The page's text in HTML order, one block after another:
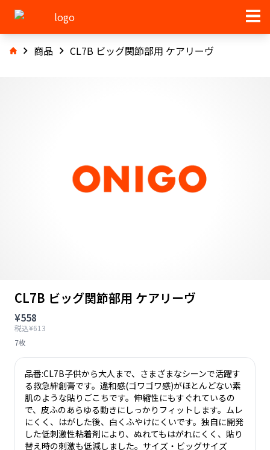
商品 CL7B ビッグ関節部用 ケアリーヴ
CL7B ビッグ関節部用 ケアリーヴ
¥558
税込¥613
7枚
品番:CL7B子供から大人まで、さまざまなシーンで活躍す
る救急絆創膏です。違和感(ゴワゴワ感)がほとんどない素
肌のような貼りごこちです。伸縮性にもすぐれているの
で、皮ふのあらゆる動きにしっかりフィットします。ムレ
にくく、はがした後、白くふやけにくいです。独自に開発
した低刺激性粘着剤により、ぬれてもはがれにくく、貼り
替え時の刺激も低減しました。サイズ・ビッグサイズ